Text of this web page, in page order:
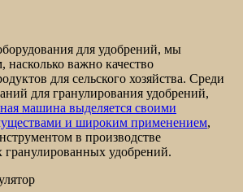
для удобрений, мы
насколько важно качество
для сельского хозяйства. Среди
для гранулирования удобрений,
машина выделяется своими
и широким применением,
в производстве
гранулированных удобрений.